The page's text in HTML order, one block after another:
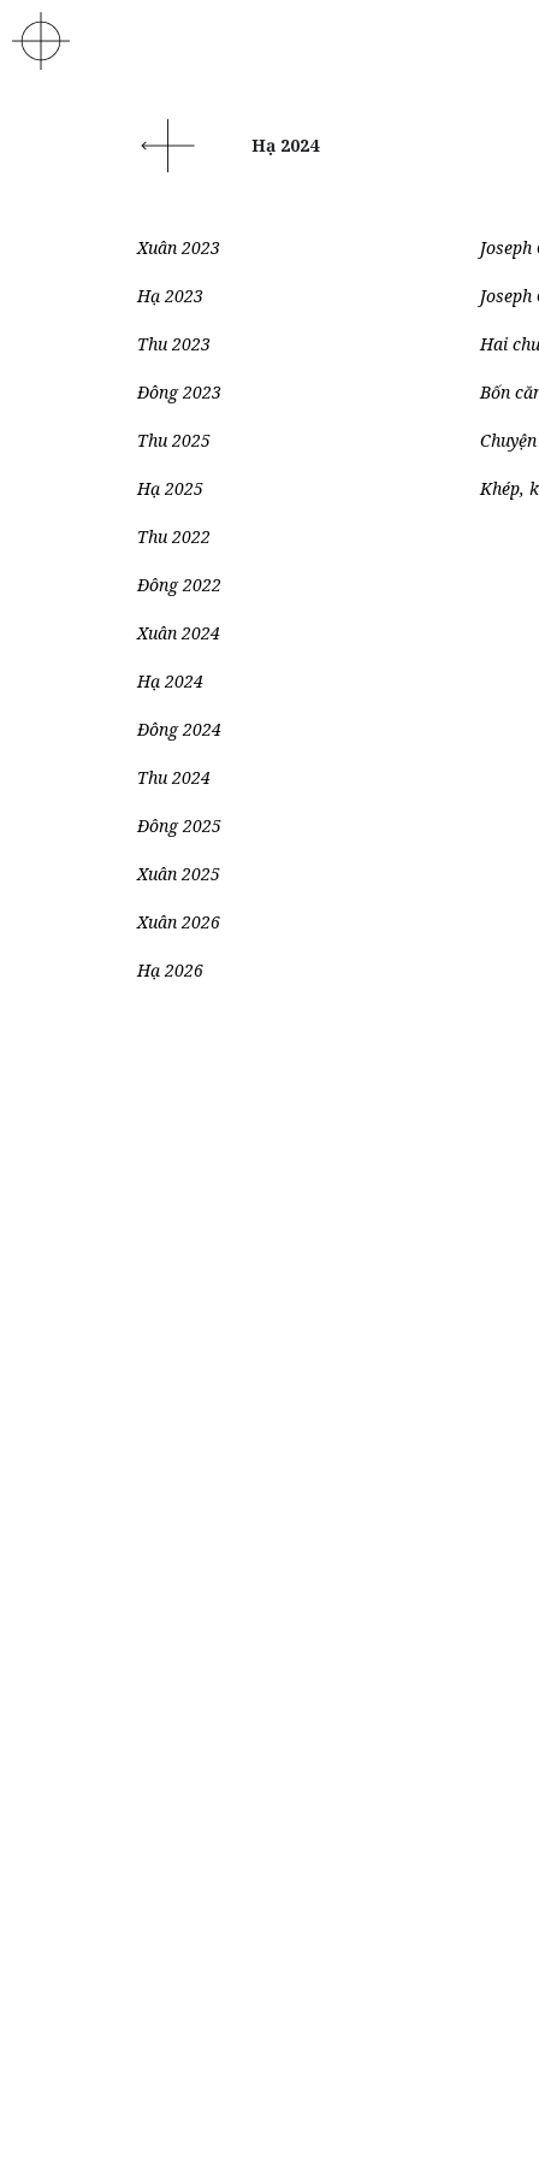
Hạ 2024
Xuân 2023
Hạ 2023
Thu 2023
Đông 2023
Thu 2025
Hạ 2025
Thu 2022
Đông 2022
Xuân 2024
Hạ 2024
Đông 2024
Thu 2024
Đông 2025
Xuân 2025
Xuân 2026
Hạ 2026
Hai
Bốn
Chuyện
Khép,